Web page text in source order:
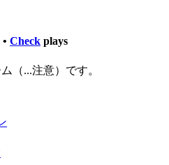
• Check plays
（...注意）です。